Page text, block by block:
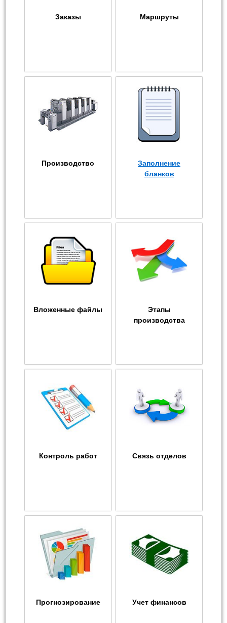
Заказы Маршруты
Производство
Заполнение
бланков
Вложенные файлы
Этапы
производства
Контроль работ Связь отделов
Прогнозирование Учет финансов